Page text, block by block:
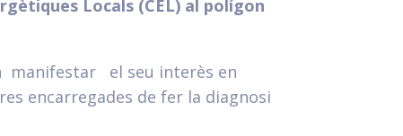
Locals (CEL) al polígon
manifestar el seu interès en
encarregades de fer la diagnosi